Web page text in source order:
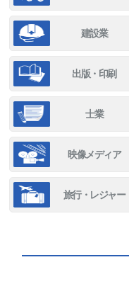
建設業
出版・印刷
士業
映像メディア
旅行・レジャー